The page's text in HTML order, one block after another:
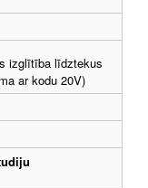
izglītība līdztekus
ar kodu 20V)